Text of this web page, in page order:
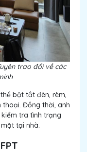
trao đổi về các
bật tắt đèn, rèm,
Đồng thời, anh
tra tình trạng
tại nhà.